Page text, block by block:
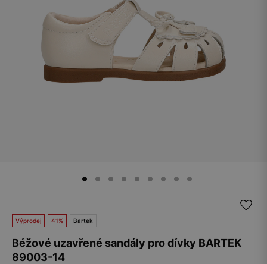
Výprodej 41% Bartek
Béžové uzavřené sandály pro dívky BARTEK
89003-14